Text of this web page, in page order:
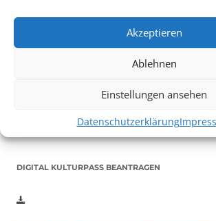
Akzeptieren
Ablehnen
Einstellungen ansehen
Datenschutzerklärung
Auch dieses Jahr findet wieder dasFestival
Filmsin Ludwigshafen statt.
Vom 19. August bist zum 9. September
Minuten vor Beginn des Films und solange
Weitere Details zum Festival finden SieHIER
DIGITAL KULTURPASS BEANTRAGEN